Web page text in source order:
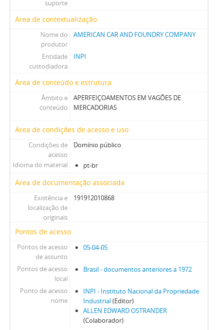
suporte
Área de contextualização
Nome do
produtor
AMERICAN CAR AND FOUNDRY COMPANY
Entidade
custodiadora
INPI
Área de conteúdo e estrutura
Âmbito e
conteúdo
APERFEIÇOAMENTOS EM VAGÕES DE
MERCADORIAS
Área de condições de acesso e uso
Condições de
acesso
Domínio público
Idioma do material pt-br
Área de documentação associada
Existência e
localização de
originais
191912010868
Pontos de acesso
Pontos de acesso
de assunto
05-04-05
Pontos de acesso
local
Brasil - documentos anteriores a 1972
Ponto de acesso
nome
INPI - Instituto Nacional da Propriedade
Industrial(Editor)
ALLEN EDWARD OSTRANDER
(Colaborador)